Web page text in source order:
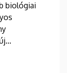
biológiai